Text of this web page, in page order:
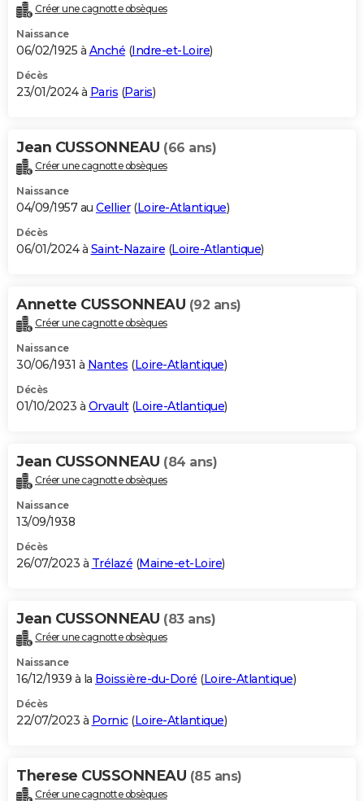
Créer une cagnotte obsèques
Naissance
06/02/1925 à Anché (Indre-et-Loire)
Décès
23/01/2024 à Paris (Paris)
Jean CUSSONNEAU (66 ans)
Créer une cagnotte obsèques
Naissance
04/09/1957 au Cellier(Loire-Atlantique)
Décès
06/01/2024 à Saint-Nazaire (Loire-Atlantique)
Annette CUSSONNEAU (92 ans)
Créer une cagnotte obsèques
Naissance
30/06/1931 à Nantes (Loire-Atlantique)
Décès
01/10/2023 à Orvault(Loire-Atlantique)
Jean CUSSONNEAU (84 ans)
Créer une cagnotte obsèques
Naissance
13/09/1938
Décès
26/07/2023 à Trélazé (Maine-et-Loire)
Jean CUSSONNEAU (83 ans)
Créer une cagnotte obsèques
Naissance
16/12/1939 à la Boissière-du-Doré (Loire-Atlantique)
Décès
22/07/2023 à Pornic(Loire-Atlantique)
Therese CUSSONNEAU (85 ans)
Créer une cagnotte obsèques